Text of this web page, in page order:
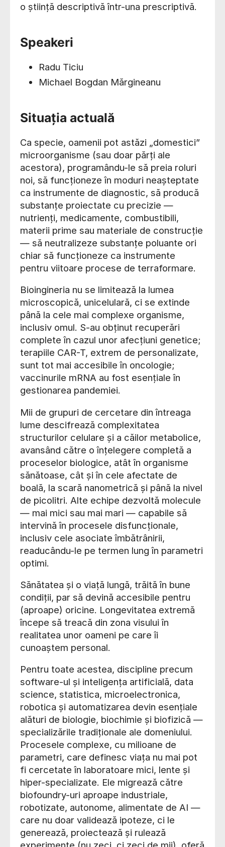
o știință descriptivă într-una prescriptivă.
Speakeri
Radu Ticiu
Michael Bogdan Mărgineanu
Situația actuală
Ca specie, oamenii pot astăzi „domestici”
microorganisme (sau doar părți ale
acestora), programându-le să preia roluri
noi, să funcționeze în moduri neașteptate
ca instrumente de diagnostic, să producă
substanțe proiectate cu precizie —
nutrienți, medicamente, combustibili,
materii prime sau materiale de construcție
— să neutralizeze substanțe poluante ori
chiar să funcționeze ca instrumente
pentru viitoare procese de terraformare.
Bioingineria nu se limitează la lumea
microscopică, unicelulară, ci se extinde
până la cele mai complexe organisme,
inclusiv omul. S-au obținut recuperări
complete în cazul unor afecțiuni genetice;
terapiile CAR-T, extrem de personalizate,
sunt tot mai accesibile în oncologie;
vaccinurile mRNA au fost esențiale în
gestionarea pandemiei.
Mii de grupuri de cercetare din întreaga
lume descifrează complexitatea
structurilor celulare și a căilor metabolice,
avansând către o înțelegere completă a
proceselor biologice, atât în organisme
sănătoase, cât și în cele afectate de
boală, la scară nanometrică și până la nivel
de picolitri. Alte echipe dezvoltă molecule
— mai mici sau mai mari — capabile să
intervină în procesele disfuncționale,
inclusiv cele asociate îmbătrânirii,
readucându-le pe termen lung în parametri
optimi.
Sănătatea și o viață lungă, trăită în bune
condiții, par să devină accesibile pentru
(aproape) oricine. Longevitatea extremă
începe să treacă din zona visului în
realitatea unor oameni pe care îi
cunoaștem personal.
Pentru toate acestea, discipline precum
software-ul și inteligența artificială, data
science, statistica, microelectronica,
robotica și automatizarea devin esențiale
alături de biologie, biochimie și biofizică —
specializările tradiționale ale domeniului.
Procesele complexe, cu milioane de
parametri, care definesc viața nu mai pot
fi cercetate în laboratoare mici, lente și
hiper-specializate. Ele migrează către
biofoundry-uri aproape industriale,
robotizate, autonome, alimentate de AI —
care nu doar validează ipoteze, ci le
generează, proiectează și rulează